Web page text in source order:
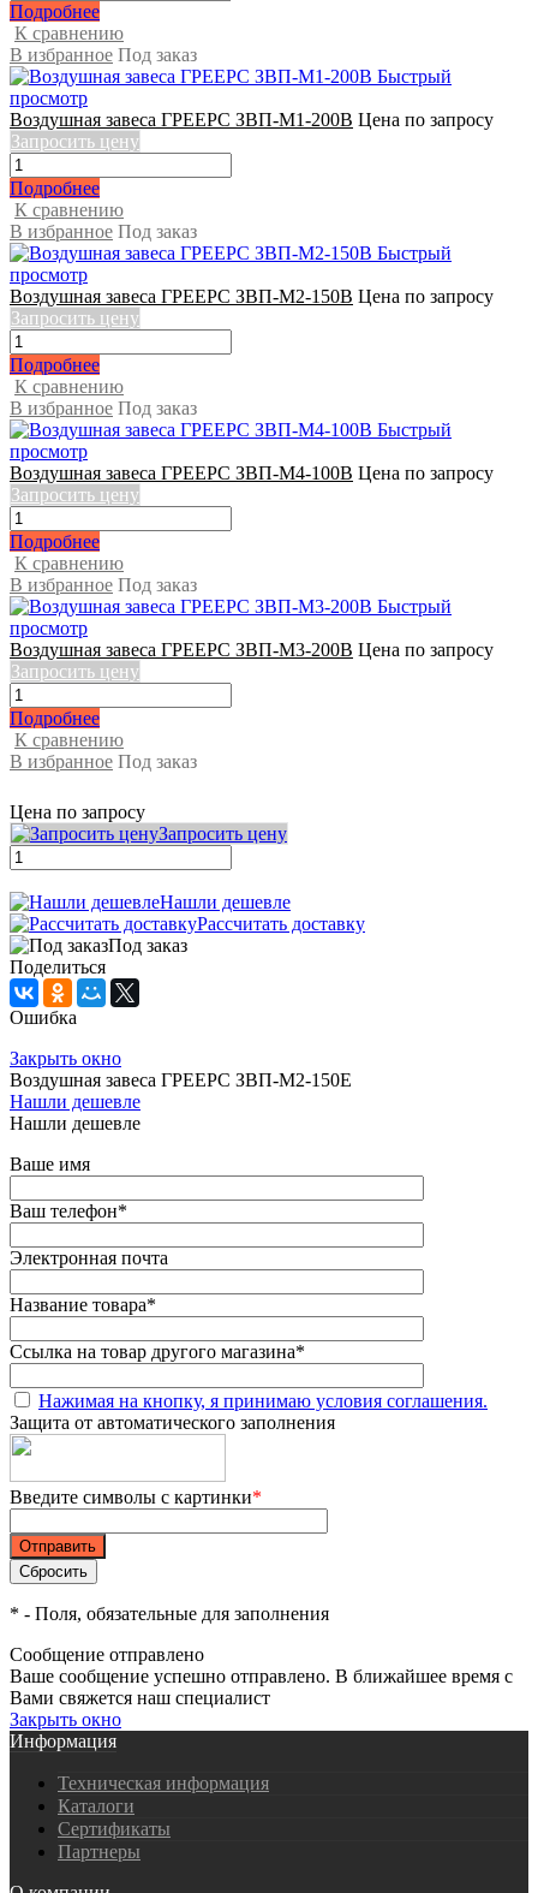
Подробнее
К сравнению
В избранное Под заказ
Быстрый
просмотр
Воздушная завеса ГРЕЕРС ЗВП-М1-200В Цена по запросу
Запросить цену
Подробнее
К сравнению
В избранное Под заказ
Быстрый
просмотр
Воздушная завеса ГРЕЕРС ЗВП-М2-150В Цена по запросу
Запросить цену
Подробнее
К сравнению
В избранное Под заказ
Быстрый
просмотр
Воздушная завеса ГРЕЕРС ЗВП-М4-100В Цена по запросу
Запросить цену
Подробнее
К сравнению
В избранное Под заказ
Быстрый
просмотр
Воздушная завеса ГРЕЕРС ЗВП-М3-200В Цена по запросу
Запросить цену
Подробнее
К сравнению
В избранное Под заказ
Цена по запросу
Запросить цену
Нашли дешевле
Рассчитать доставку
Под заказ
Поделиться
Ошибка
Закрыть окно
Воздушная завеса ГРЕЕРС ЗВП-М2-150Е
Нашли дешевле
Нашли дешевле
Ваше имя
Ваш телефон*
Электронная почта
Название товара*
Ссылка на товар другого магазина*
Нажимая на кнопку, я принимаю условия соглашения.
Защита от автоматического заполнения
Введите символы с картинки*
* - Поля, обязательные для заполнения
Сообщение отправлено
Ваше сообщение успешно отправлено. В ближайшее время с
Вами свяжется наш специалист
Закрыть окно
Информация
Техническая информация
Каталоги
Сертификаты
Партнеры